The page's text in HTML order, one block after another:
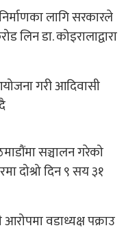
लागि सरकारले
लिन डा. कोइरालाद्वारा
गरी आदिवासी
सञ्चालन गरेको
दोश्रो दिन ९ सय ३१
वडाध्यक्ष पक्राउ